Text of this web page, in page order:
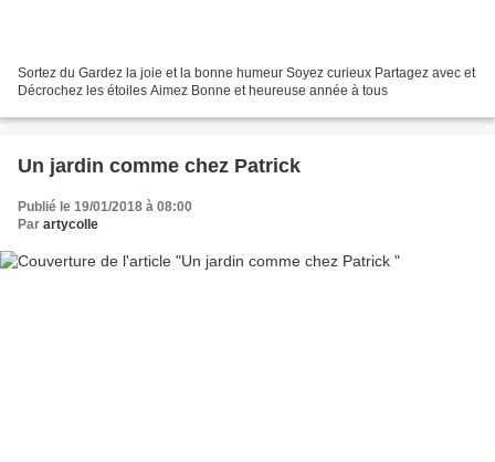
Sortez du Gardez la joie et la bonne humeur Soyez curieux Partagez avec et
Décrochez les étoiles Aimez Bonne et heureuse année à tous
Un jardin comme chez Patrick
Publié le 19/01/2018 à 08:00
Par artycolle